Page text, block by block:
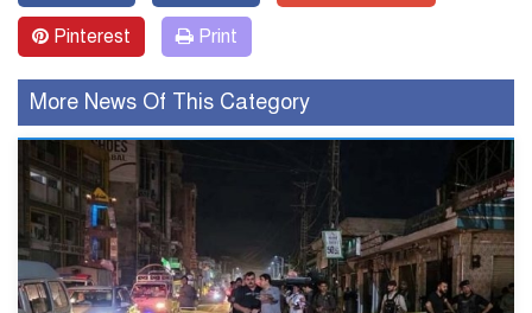
Pinterest Print
More News Of This Category